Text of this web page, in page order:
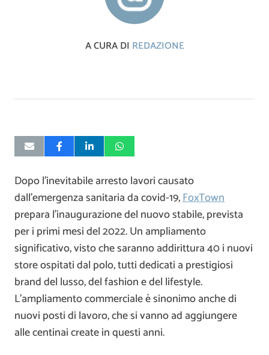
A CURA DI REDAZIONE
Dopo l’inevitabile arresto lavori causato
dall’emergenza sanitaria da covid-19,FoxTown
prepara l’inaugurazione del nuovo stabile, prevista
per i primi mesi del 2022. Un ampliamento
significativo, visto che saranno addirittura 40 i nuovi
store ospitati dal polo, tutti dedicati a prestigiosi
brand del lusso, del fashion e del lifestyle.
L’ampliamento commerciale è sinonimo anche di
nuovi posti di lavoro, che si vanno ad aggiungere
alle centinai create in questi anni.